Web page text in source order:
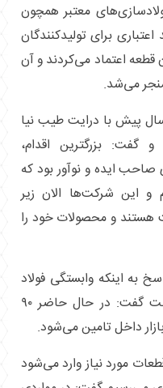
معتبر همچون
برای تولیدکنندگان
قطعه اعتماد می‌کردند و آن
می‌شد.
پیش با درایت طیب نیا
و گفت: بزرگترین اقدام،
ایده و نوآور بود که
و این شرکت‌ها الان زیر
هستند و محصولات خود را
به اینکه وابستگی فولاد
مبارکه به قطعات خارجی چقدر است گفت: در حال حاضر ۹۰
داخل تامین می‌شود.
اینکه چرا ۱۰ درصد قطعات مورد نیاز وارد می‌شود